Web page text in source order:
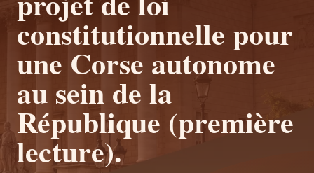
constitutionnelle pour
une Corse autonome
au sein de la
République (première
lecture).